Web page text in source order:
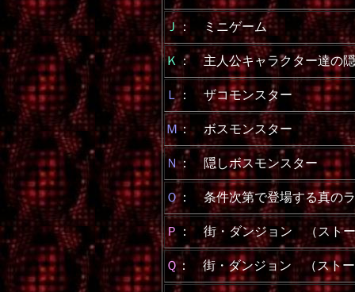
Ｊ ： ミニゲーム
Ｋ ： 主人公キャラクター達の
Ｌ： ザコモンスター
Ｍ： ボスモンスター
Ｎ： 隠しボスモンスター
Ｏ： 条件次第で登場する真の
Ｐ ： 街・ダンジョン （スト
Ｑ： 街・ダンジョン （ストー